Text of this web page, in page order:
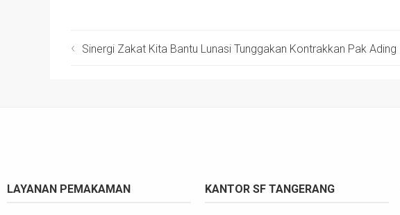
Sinergi Zakat Kita Bantu Lunasi Tunggakan Kontrakkan Pak Ading
LAYANAN PEMAKAMAN KANTOR SF TANGERANG